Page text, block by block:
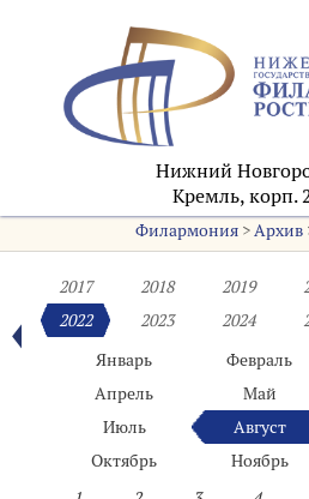
Нижний
Кремль, корп.
Филармония>Архив
2017 2018 2019
2022
2023 2024
Январь
Февраль
Апрель
Май
Июль
Август
Октябрь
Ноябрь